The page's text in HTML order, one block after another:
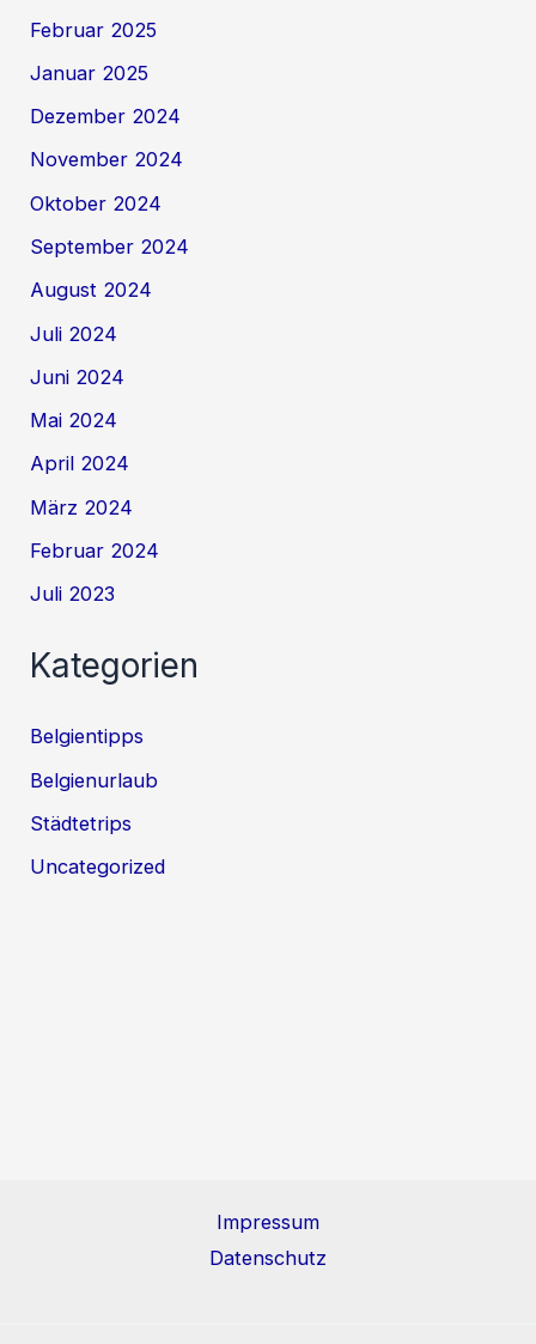
Februar 2025
Januar 2025
Dezember 2024
November 2024
Oktober 2024
September 2024
August 2024
Juli 2024
Juni 2024
Mai 2024
April 2024
März 2024
Februar 2024
Juli 2023
Kategorien
Belgientipps
Belgienurlaub
Städtetrips
Uncategorized
Impressum
Datenschutz